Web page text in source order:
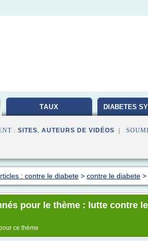
TAUX DIABETES
: SITES, AUTEURS DE VIDÉOS |
: contre le diabete > contre le diabete >
pour le thème : lutte contre
ce thème